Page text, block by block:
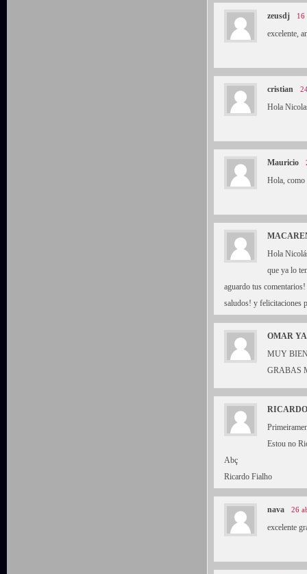
zeusdj 16
excelente,
cristian
Hola
Mauricio
Hola, como
Hola
que ya lo
aguardo tus comentarios!
saludos! y felicitaciones
OMAR
MUY
GRABAS
Estou no
Abç
Ricardo Fialho
nava 26
excelente